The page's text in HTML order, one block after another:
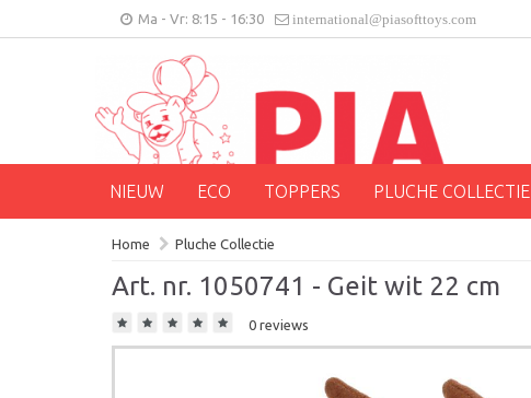
Ma - Vr: 8:15 - 16:30 international@piasofttoys.com
NIEUW ECO TOPPERS PLUCHE COLLECTIE
Home Pluche Collectie
Art. nr. 1050741 - Geit wit 22 cm
0 reviews